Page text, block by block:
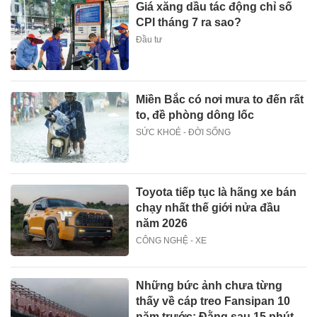
Người lao động hưởng trợ cấp
thai sản mấy tháng khi sinh
Suzuki XL7 có bản nâng cấp
CÔNG NGHỆ - XE
Giá xăng dầu tác động chỉ số
CPI tháng 7 ra sao?
Đầu tư
Miền Bắc có nơi mưa to đến rất
to, đề phòng dông lốc